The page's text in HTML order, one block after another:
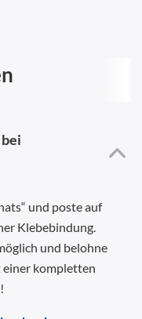
und poste auf
Klebebindung.
und belohne
einer kompletten